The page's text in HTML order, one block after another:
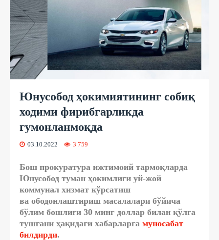
Юнусобод ҳокимиятининг собиқ
ходими фирибгарликда
гумонланмоқда
03.10.2022 3 759
Бош прокуратура ижтимоий тармоқларда
Юнусобод туман ҳокимлиги уй-жой
коммунал хизмат кўрсатиш
ва ободонлаштириш масалалари бўйича
бўлим бошлиғи 30 минг доллар билан қўлга
тушгани ҳақидаги хабарларга муносабат
билдирди.